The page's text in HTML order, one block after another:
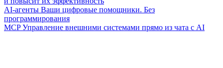
AI-агенты Ваши цифровые помощники. Без
программирования
MCP Управление внешними системами прямо из чата с AI